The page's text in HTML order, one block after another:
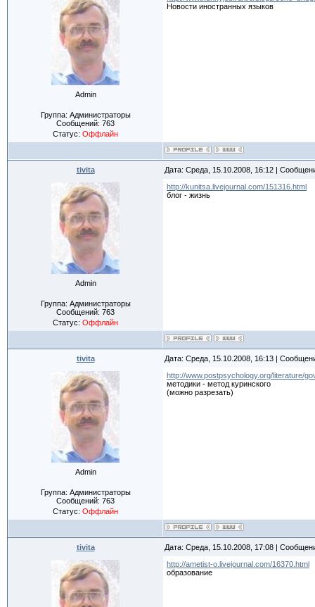
Admin
Группа: Администраторы
Сообщений: 763
Статус: Оффлайн
Новости иностранных языков
tivita Дата: Среда, 15.10.2008, 16:12 |
Admin
Группа: Администраторы
Сообщений: 763
Статус: Оффлайн
http://kunitsa.livejournal.com/151316.html
блог - жизнь
tivita Дата: Среда, 15.10.2008, 16:13 |
Admin
Группа: Администраторы
Сообщений: 763
Статус: Оффлайн
http://www.postpsychology.org/literature/
методики - метод куринского
(можно разрезать)
tivita Дата: Среда, 15.10.2008, 17:08 |
http://ametist-o.livejournal.com/16370.html
образование